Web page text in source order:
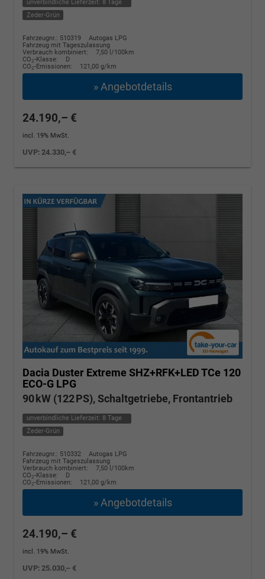
unverbindliche Lieferzeit: 8 Tage
Zeder-Grün
Fahrzeugnr.: 510319
Autogas LPG
Fahrzeug mit Tageszulassung
Verbrauch kombiniert:
7,50 l/100km
CO2-Klasse:
D
CO2-Emissionen: 121,00 g/km
» Angebotdetails
24.190,– €
incl. 19% MwSt.
UVP:24.330,– €
Dacia Duster Extreme SHZ+RFK+LED TCe 120
ECO-G LPG
90 kW (122 PS), Schaltgetriebe, Frontantrieb
unverbindliche Lieferzeit: 8 Tage
Zeder-Grün
Fahrzeugnr.: 510332
Autogas LPG
Fahrzeug mit Tageszulassung
Verbrauch kombiniert:
7,50 l/100km
CO2-Klasse:
D
CO2-Emissionen: 121,00 g/km
» Angebotdetails
24.190,– €
incl. 19% MwSt.
UVP:25.030,– €